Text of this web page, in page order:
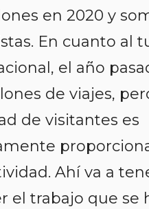
en 2020 y
En cuanto al
el año
de viajes,
de visitantes es
Ahí va a
el trabajo que se